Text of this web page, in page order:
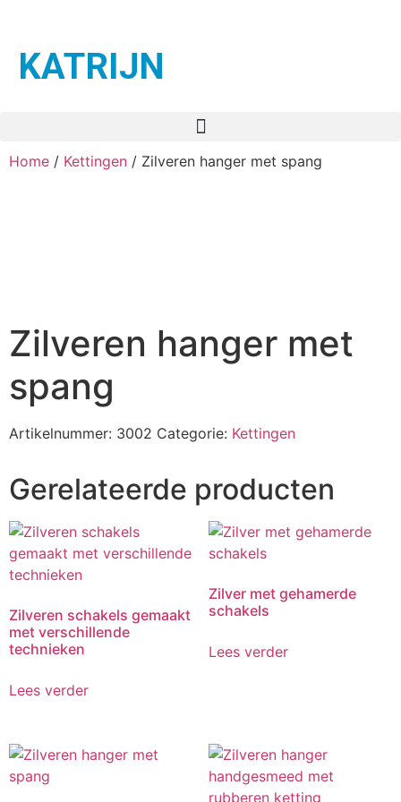
KATRIJN
Home / Kettingen / Zilveren hanger met spang
Zilveren hanger met
spang
Artikelnummer: 3002 Categorie: Kettingen
Gerelateerde producten
Zilveren schakels gemaakt
met verschillende
technieken
Lees verder
Zilver met gehamerde
schakels
Lees verder